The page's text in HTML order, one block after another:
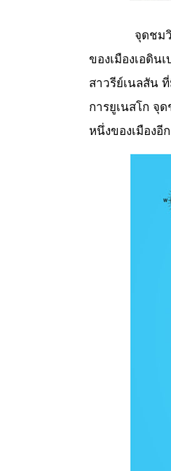
จุดชม
ของเมืองเอดิ
สาวรีย์เนลสัน
การยูเนสโก จุ
หนึ่งของเมืองอี